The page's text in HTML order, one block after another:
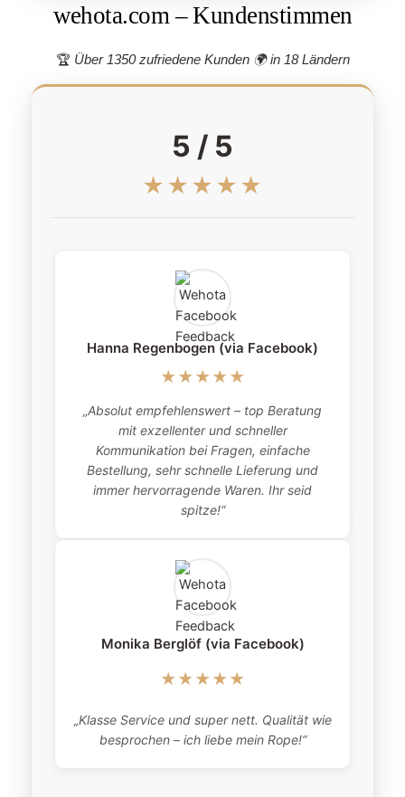
wehota.com – Kundenstimmen
🏆 Über 1350 zufriedene Kunden 🌍 in 18 Ländern
5 / 5
★★★★★
Hanna Regenbogen (via Facebook)
★★★★★
„Absolut empfehlenswert – top Beratung
mit exzellenter und schneller
Kommunikation bei Fragen, einfache
Bestellung, sehr schnelle Lieferung und
immer hervorragende Waren. Ihr seid
spitze!“
Monika Berglöf (via Facebook)
★★★★★
„Klasse Service und super nett. Qualität wie
besprochen – ich liebe mein Rope!“